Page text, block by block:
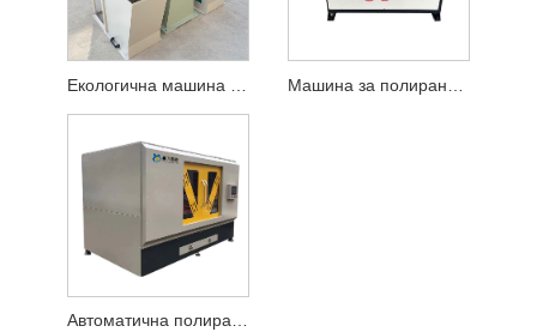
Автоматична полираща машина